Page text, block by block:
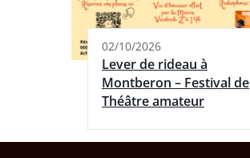
02/10/2026
Lever de rideau à
Montberon – Festival de
Théâtre amateur